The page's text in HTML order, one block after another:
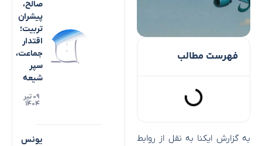
فهرست مطالب
به گزارش ایکنا به نقل از روابط
صالح،
پیشران
تربیت؛
اقتدار
جماعت،
سپر
شیعه
۰۹ تیر
۱۴۰۴
یونس